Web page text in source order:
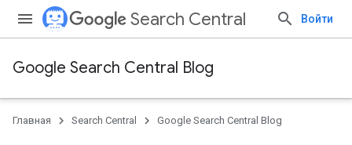
Search Central Войти
Google Search Central Blog
Главная Search Central Google Search Central Blog